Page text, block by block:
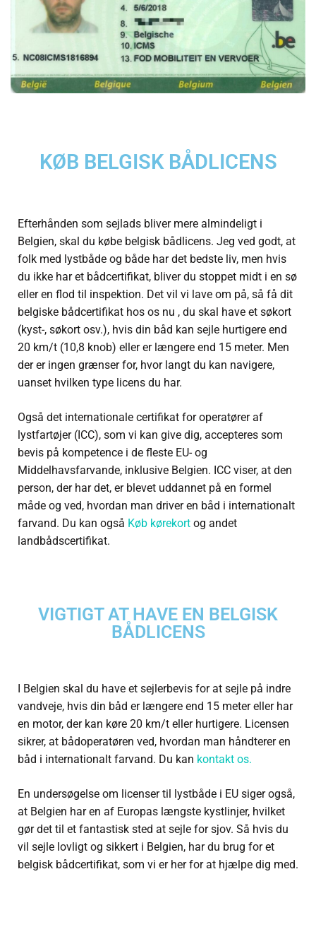
KØB BELGISK BÅDLICENS
Efterhånden som sejlads bliver mere almindeligt i
Belgien, skal du købe belgisk bådlicens. Jeg ved godt, at
folk med lystbåde og både har det bedste liv, men hvis
du ikke har et bådcertifikat, bliver du stoppet midt i en sø
eller en flod til inspektion. Det vil vi lave om på, så få dit
belgiske bådcertifikat hos os nu , du skal have et søkort
(kyst-, søkort osv.), hvis din båd kan sejle hurtigere end
20 km/t (10,8 knob) eller er længere end 15 meter. Men
der er ingen grænser for, hvor langt du kan navigere,
uanset hvilken type licens du har.
Også det internationale certifikat for operatører af
lystfartøjer (ICC), som vi kan give dig, accepteres som
bevis på kompetence i de fleste EU- og
Middelhavsfarvande, inklusive Belgien. ICC viser, at den
person, der har det, er blevet uddannet på en formel
måde og ved, hvordan man driver en båd i internationalt
farvand. Du kan også Køb kørekort og andet
landbådscertifikat.
VIGTIGT AT HAVE EN BELGISK
BÅDLICENS
I Belgien skal du have et sejlerbevis for at sejle på indre
vandveje, hvis din båd er længere end 15 meter eller har
en motor, der kan køre 20 km/t eller hurtigere. Licensen
sikrer, at bådoperatøren ved, hvordan man håndterer en
båd i internationalt farvand. Du kan kontakt os.
En undersøgelse om licenser til lystbåde i EU siger også,
at Belgien har en af Europas længste kystlinjer, hvilket
gør det til et fantastisk sted at sejle for sjov. Så hvis du
vil sejle lovligt og sikkert i Belgien, har du brug for et
belgisk bådcertifikat, som vi er her for at hjælpe dig med.